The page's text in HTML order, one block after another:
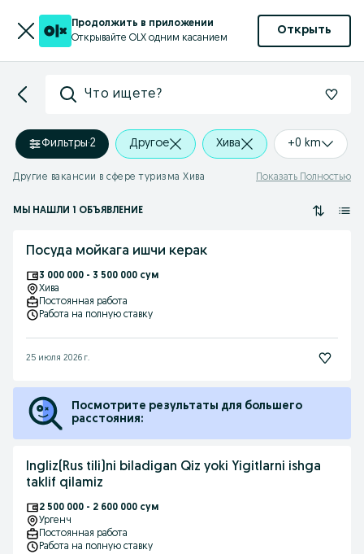
Продолжить в приложении
Открывайте OLX одним касанием
Открыть
Что ищете?
Фильтры·2 Другое Хива +0 km
Другие вакансии в сфере туризма Хива Показать Полностью
МЫ НАШЛИ 1 ОБЪЯВЛЕНИЕ
Посуда мойкага ишчи керак
3 000 000 - 3 500 000 сум
Хива
Постоянная работа
Работа на полную ставку
25 июля 2026 г.
Посмотрите результаты для большего
расстояния:
Ingliz(Rus tili)ni biladigan Qiz yoki Yigitlarni ishga
taklif qilamiz
2 500 000 - 2 600 000 сум
Ургенч
Постоянная работа
Работа на полную ставку